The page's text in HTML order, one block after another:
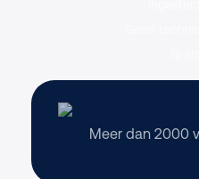
Meer dan 2000